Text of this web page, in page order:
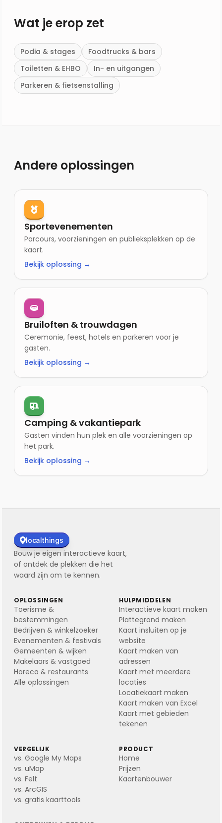
Wat je erop zet
Podia & stages
Foodtrucks & bars
Toiletten & EHBO
In- en uitgangen
Parkeren & fietsenstalling
Andere oplossingen
Sportevenementen
Parcours, voorzieningen en publieksplekken op de
kaart.
Bekijk oplossing →
Bruiloften & trouwdagen
Ceremonie, feest, hotels en parkeren voor je
gasten.
Bekijk oplossing →
Camping & vakantiepark
Gasten vinden hun plek en alle voorzieningen op
het park.
Bekijk oplossing →
localthings
Bouw je eigen interactieve kaart,
of ontdek de plekken die het
waard zijn om te kennen.
OPLOSSINGEN
Toerisme &
bestemmingen
Bedrijven & winkelzoeker
Evenementen & festivals
Gemeenten & wijken
Makelaars & vastgoed
Horeca & restaurants
Alle oplossingen
HULPMIDDELEN
Interactieve kaart maken
Plattegrond maken
Kaart insluiten op je
website
Kaart maken van
adressen
Kaart met meerdere
locaties
Locatiekaart maken
Kaart maken van Excel
Kaart met gebieden
tekenen
VERGELIJK
vs. Google My Maps
vs. uMap
vs. Felt
vs. ArcGIS
vs. gratis kaarttools
PRODUCT
Home
Prijzen
Kaartenbouwer